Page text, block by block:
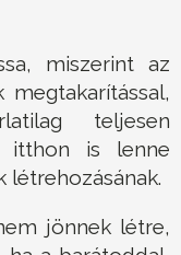
miszerint az
megtakarítással,
teljesen
itthon is lenne
jönnek létre,